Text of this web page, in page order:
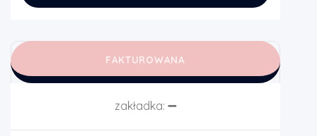
FAKTUROWANA
zakładka: ➖